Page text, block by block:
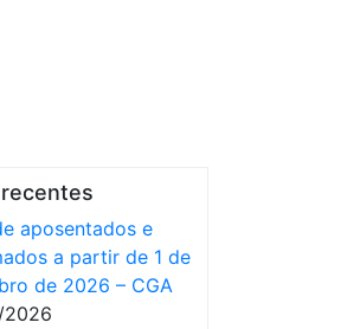
aposentados e
a partir de 1 de
de 2026 – CGA